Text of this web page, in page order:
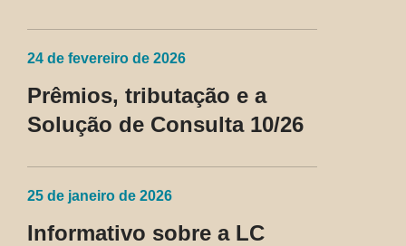
24 de fevereiro de 2026
Prêmios, tributação e a
Solução de Consulta 10/26
25 de janeiro de 2026
Informativo sobre a LC